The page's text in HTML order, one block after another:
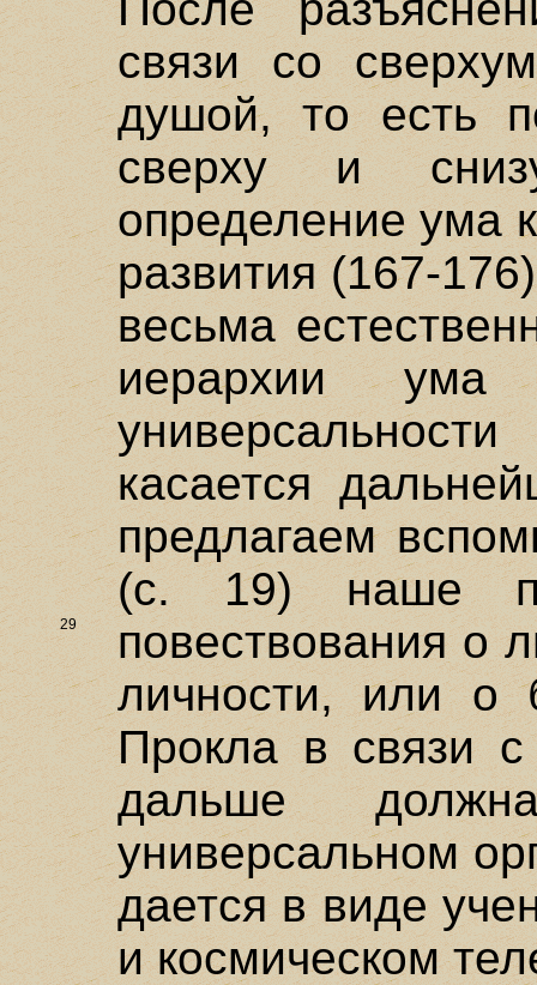
связи со
душой, то есть
сверху и
определение ума
развития (167-
весьма
иерархии
касается
предлагаем
(с. 19) наше
повествования о
29
личности, или о
Прокла в связи
дальше
универсальном
дается в виде
и космическом